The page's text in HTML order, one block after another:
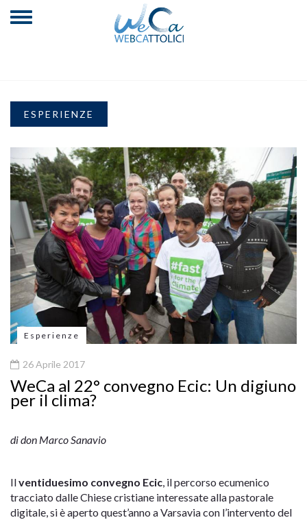
ESPERIENZE
Esperienze
26 Aprile 2017
WeCa al 22° convegno Ecic: Un digiuno
per il clima?
di don Marco Sanavio
Ilventiduesimo convegno Ecic, il percorso ecumenico
tracciato dalle Chiese cristiane interessate alla pastorale
digitale, si è aperto quest’anno a Varsavia con l’intervento del